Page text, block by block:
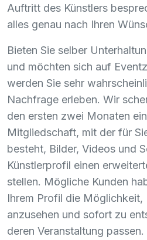
Auftritt des Künstlers
alles genau nach Ihren
Bieten Sie selber
und möchten sich auf
werden Sie sehr
Nachfrage erleben. Wir
den ersten zwei Monaten
Mitgliedschaft, mit der für
besteht, Bilder, Videos und
Künstlerprofil einen
stellen. Mögliche Kunden
Ihrem Profil die Möglichkeit,
anzusehen und sofort zu
deren Veranstaltung